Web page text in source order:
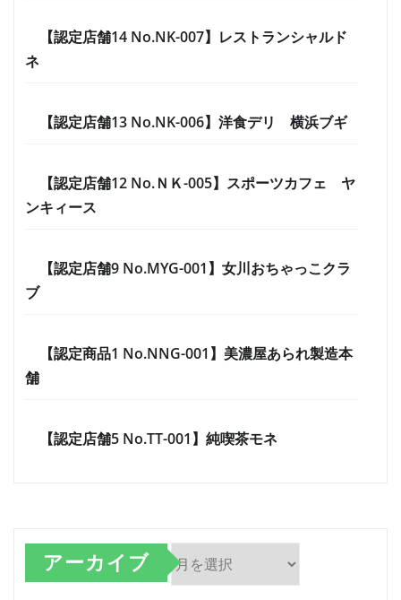
【認定店舗14 No.NK-007】レストランシャルド
ネ
【認定店舗13 No.NK-006】洋食デリ 横浜ブギ
【認定店舗12 No.ＮＫ-005】スポーツカフェ ヤ
ンキィース
【認定店舗9 No.MYG-001】女川おちゃっこクラ
ブ
【認定商品1 No.NNG-001】美濃屋あられ製造本
舗
【認定店舗5 No.TT-001】純喫茶モネ
アーカイブ